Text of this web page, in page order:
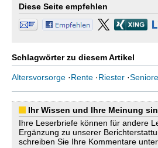
Diese Seite empfehlen
Schlagwörter zu diesem Artikel
Altersvorsorge ·Rente ·Riester ·
Ihr Wissen und Ihre Meinung
Ihre Leserbriefe können für andere
Ergänzung zu unserer
schreiben Sie Ihre Kommentare